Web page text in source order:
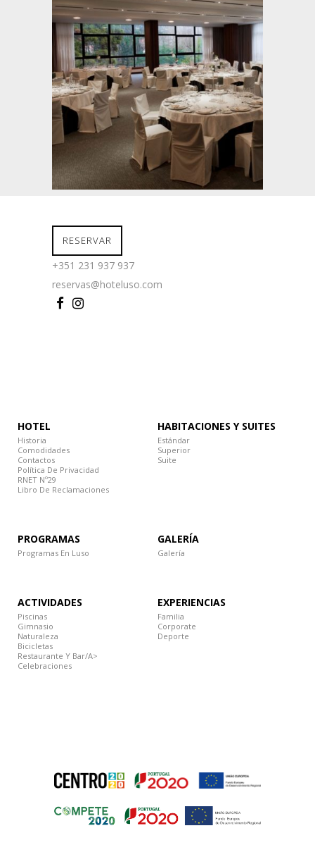
RESERVAR
+351 231 937 937
reservas@hoteluso.com
HOTEL
Historia
Comodidades
Contactos
Política De Privacidad
RNET Nº29
Libro De Reclamaciones
HABITACIONES Y SUITES
Estándar
Superior
Suite
PROGRAMAS
Programas En Luso
GALERÍA
Galería
ACTIVIDADES
Piscinas
Gimnasio
Naturaleza
Bicicletas
Restaurante Y Bar/a>
Celebraciones
EXPERIENCIAS
Familia
Corporate
Deporte